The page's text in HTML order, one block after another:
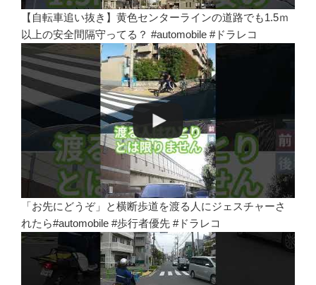
【自転車追い抜き】黄色センターラインの道路でも1.5ｍ
以上の安全間隔守ってる？ #automobile #ドラレコ
「お先にどうぞ」と横断歩道を渡る人にジェスチャーさ
れたら#automobile #歩行者優先 #ドラレコ